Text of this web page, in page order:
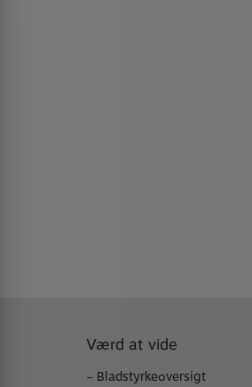
Værd at vide
– Bladstyrkeoversigt